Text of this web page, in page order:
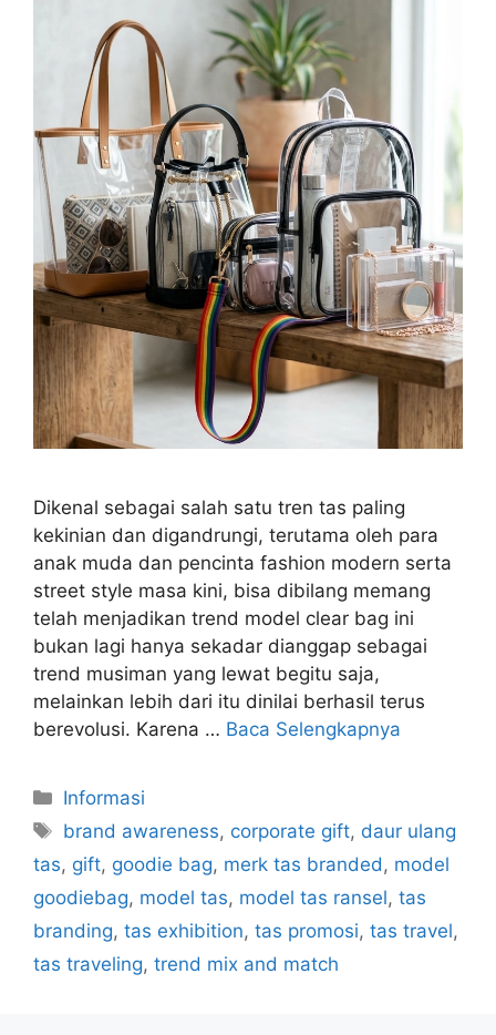
Dikenal sebagai salah satu tren tas paling
kekinian dan digandrungi, terutama oleh para
anak muda dan pencinta fashion modern serta
street style masa kini, bisa dibilang memang
telah menjadikan trend model clear bag ini
bukan lagi hanya sekadar dianggap sebagai
trend musiman yang lewat begitu saja,
melainkan lebih dari itu dinilai berhasil terus
berevolusi. Karena … Baca Selengkapnya
Kategori
Informasi
Tag
brand awareness, corporate gift, daur ulang
tas, gift, goodie bag, merk tas branded , model
goodiebag, model tas, model tas ransel, tas
branding, tas exhibition, tas promosi, tas travel,
tas traveling, trend mix and match